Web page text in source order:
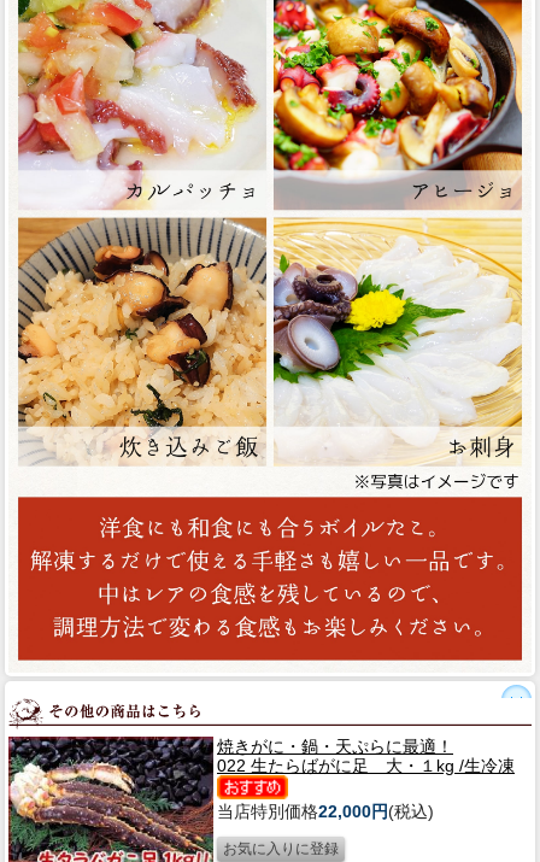
焼きがに・鍋・天ぷらに最適！
022 生たらばがに足 大・１kg /生冷凍
当店特別価格22,000円(税込)